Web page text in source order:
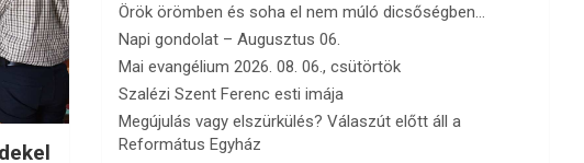
Örök örömben és soha el nem múló dicsőségben…
Napi gondolat – Augusztus 06.
Mai evangélium 2026. 08. 06., csütörtök
Szalézi Szent Ferenc esti imája
Megújulás vagy elszürkülés? Válaszút előtt áll a
Református Egyház